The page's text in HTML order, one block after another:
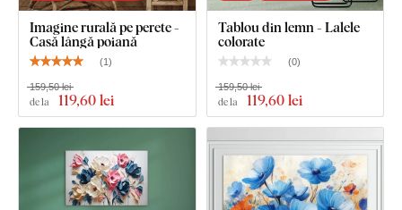
Ce este inclus în pachet?
Tablou modern - Flori pictate
Imagine rurală pe perete -
Casă lângă poiană
(1)
de la 119,60 lei
159,50 lei
Tablou din lemn - Lalele
colorate
(0)
de la 119,60 lei
159,50 lei